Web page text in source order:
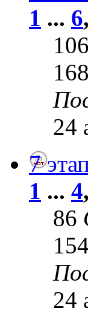
1 ... 6,
106
24
7
1 ... 4,
86
24